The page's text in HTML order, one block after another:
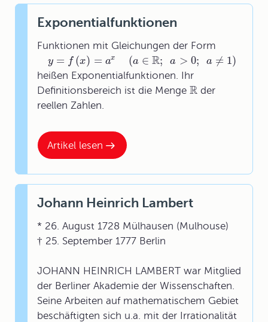
Artikel lesen
Exponentialfunktionen
Funktionen mit Gleichungen der Form
y = f (x) = ax (a ∈ R; a > 0; a ≠ 1)
heißen Exponentialfunktionen. Ihr
Definitionsbereich ist die Menge R der
reellen Zahlen.
Johann Heinrich Lambert
* 26. August 1728 Mülhausen (Mulhouse)
† 25. September 1777 Berlin
JOHANN HEINRICH LAMBERT war Mitglied
der Berliner Akademie der Wissenschaften.
Seine Arbeiten auf mathematischem Gebiet
beschäftigten sich u.a. mit der Irrationalität